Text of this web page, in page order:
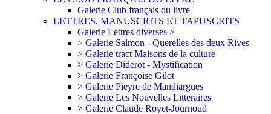
Galerie Club français du livre
LETTRES, MANUSCRITS ET TAPUSCRITS
Galerie Lettres diverses >
> Galerie Salmon - Querelles des deux Rives
> Galerie tract Maisons de la culture
> Galerie Diderot - Mystification
> Galerie Françoise Gilot
> Galerie Pieyre de Mandiargues
> Galerie Les Nouvelles Litteraires
> Galerie Claude Royet-Journoud